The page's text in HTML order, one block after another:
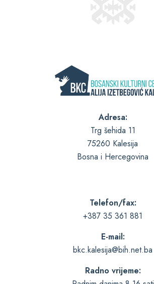
Adresa:
Trg šehida 11
75260 Kalesija
Bosna i Hercegovina
Telefon/fax:
+387 35 361 881
E-mail:
bkc.kalesija@bih.net.ba
Radno vrijeme: